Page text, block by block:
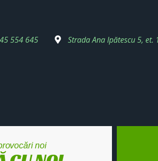
554 645 Strada Ana Ipătescu 5, et.
noi